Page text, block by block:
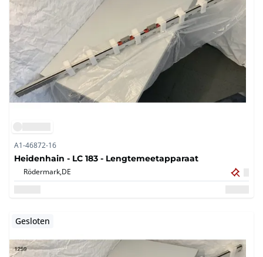
A1-46872-16
Heidenhain - LC 183 - Lengtemeetapparaat
Rödermark,DE
Gesloten